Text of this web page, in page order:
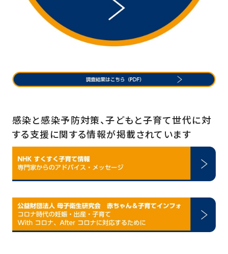
感染と感染予防対策、子どもと子育て世代に対
する支援に関する情報が掲載されています